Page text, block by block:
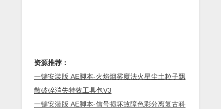
资源推荐：
一键安装版 AE脚本-火焰烟雾魔法火星尘土粒子飘
散破碎消失特效工具包V3
一键安装版 AE脚本-信号损坏故障色彩分离复古科